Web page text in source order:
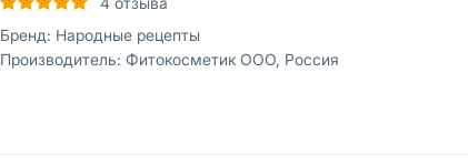
Бренд: Народные рецепты
Производитель: Фитокосметик ООО, Россия